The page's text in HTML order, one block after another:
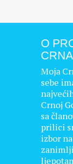
O
Moja
sebe
Crnoj
sa
prilici
izbor